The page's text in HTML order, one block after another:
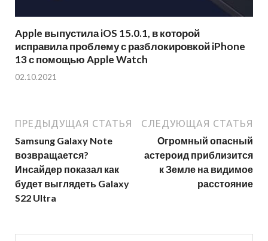
Apple выпустила iOS 15.0.1, в которой
исправила проблему с разблокировкой iPhone
13 с помощью Apple Watch
02.10.2021
ПРЕДЫДУЩАЯ СТАТЬЯ
Samsung Galaxy Note
возвращается?
Инсайдер показал как
будет выглядеть Galaxy
S22 Ultra
СЛЕДУЮЩАЯ СТАТЬЯ
Огромный опасный
астероид приблизится
к Земле на видимое
расстояние